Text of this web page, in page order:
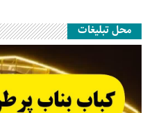
محل تبلیغات